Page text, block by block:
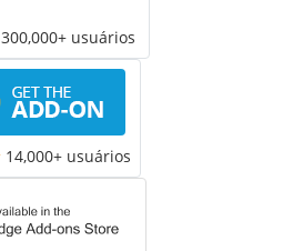
300,000+ usuários
14,000+ usuários